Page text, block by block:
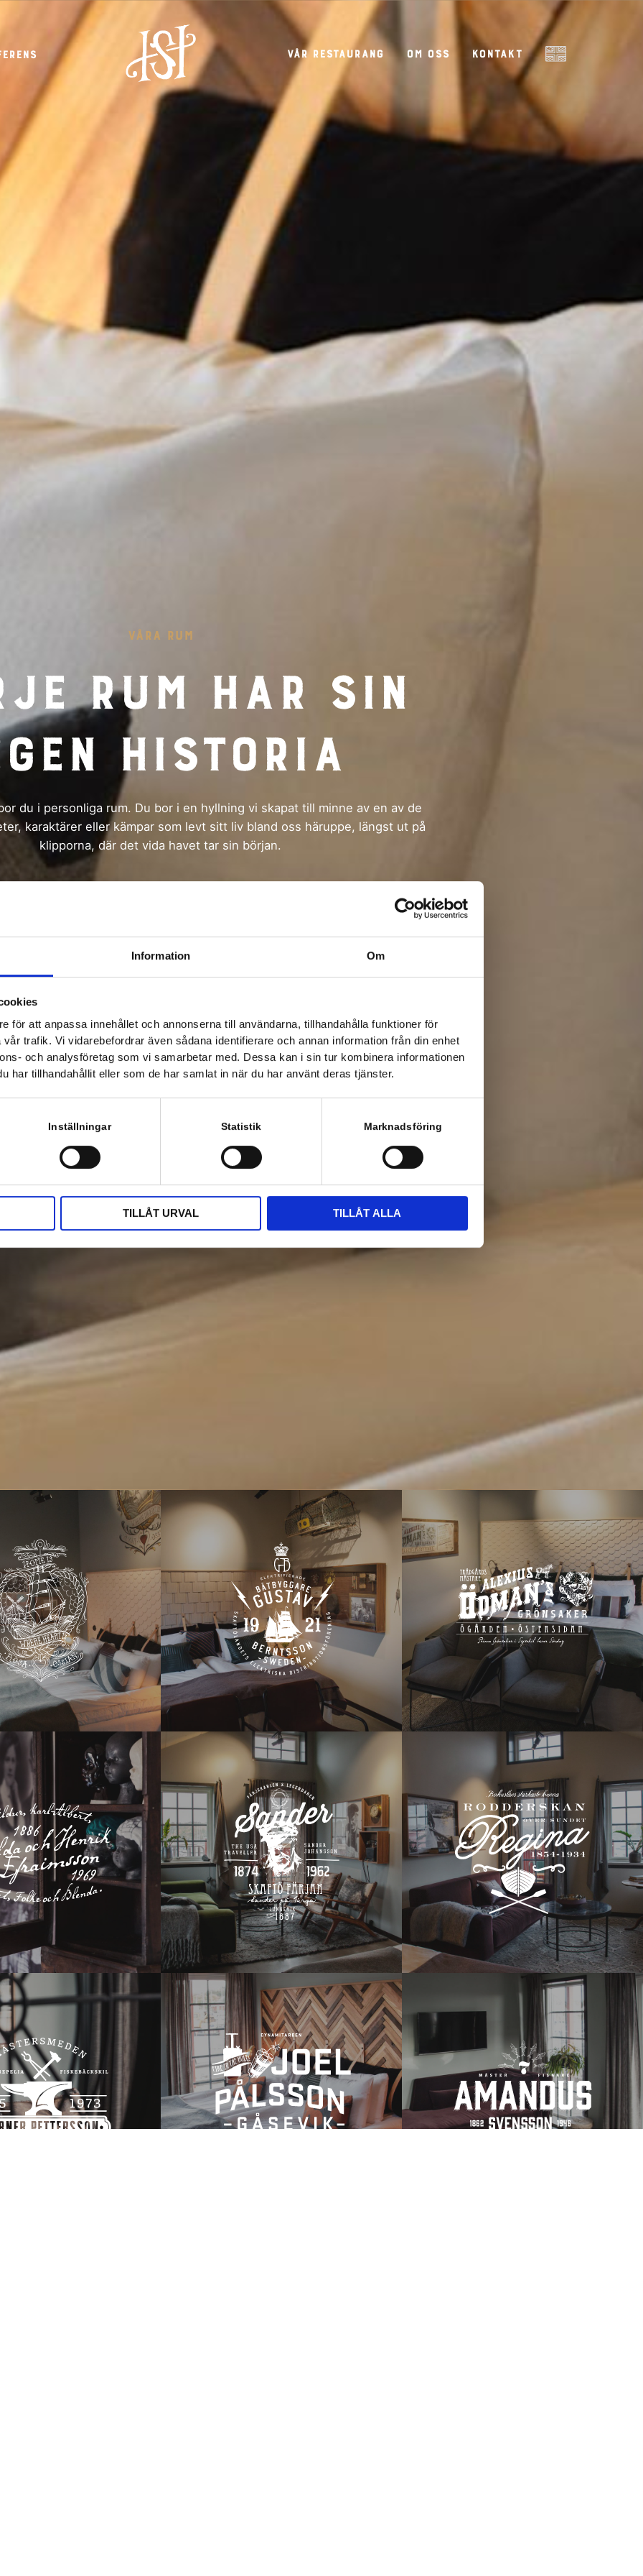
Information Om
för att anpassa innehållet och annonserna till användarna, tillhandahålla funktioner för
trafik. Vi vidarebefordrar även sådana identifierare och annan information från din enhet
och analysföretag som vi samarbetar med. Dessa kan i sin tur kombinera informationen
har tillhandahållit eller som de har samlat in när du har använt deras tjänster.
Inställningar Statistik Marknadsföring
TILLÅT URVAL TILLÅT ALLA
Vår restaurang Om oss Kontakt
VÅRA RUM
rum har sin
historia
du i personliga rum. Du bor i en hyllning vi skapat till minne av en av de
karaktärer eller kämpar som levt sitt liv bland oss häruppe, längst ut på
klipporna, där det vida havet tar sin början.